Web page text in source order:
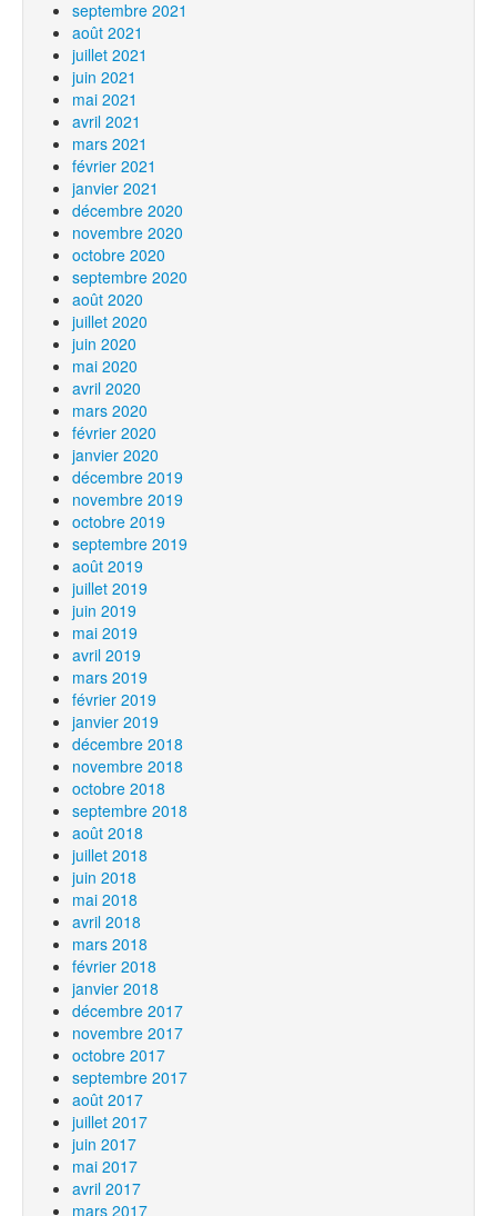
septembre 2021
août 2021
juillet 2021
juin 2021
mai 2021
avril 2021
mars 2021
février 2021
janvier 2021
décembre 2020
novembre 2020
octobre 2020
septembre 2020
août 2020
juillet 2020
juin 2020
mai 2020
avril 2020
mars 2020
février 2020
janvier 2020
décembre 2019
novembre 2019
octobre 2019
septembre 2019
août 2019
juillet 2019
juin 2019
mai 2019
avril 2019
mars 2019
février 2019
janvier 2019
décembre 2018
novembre 2018
octobre 2018
septembre 2018
août 2018
juillet 2018
juin 2018
mai 2018
avril 2018
mars 2018
février 2018
janvier 2018
décembre 2017
novembre 2017
octobre 2017
septembre 2017
août 2017
juillet 2017
juin 2017
mai 2017
avril 2017
mars 2017